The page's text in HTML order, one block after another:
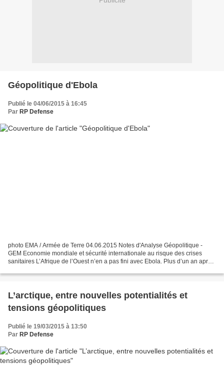
Géopolitique d'Ebola
Publié le 04/06/2015 à 16:45
Par RP Defense
photo EMA / Armée de Terre 04.06.2015 Notes d'Analyse Géopolitique -
GEM Economie mondiale et sécurité internationale au risque des crises
sanitaires L’Afrique de l’Ouest n’en a pas fini avec Ebola. Plus d’un an après
L’arctique, entre nouvelles potentialités et
tensions géopolitiques
Publié le 19/03/2015 à 13:50
Par RP Defense